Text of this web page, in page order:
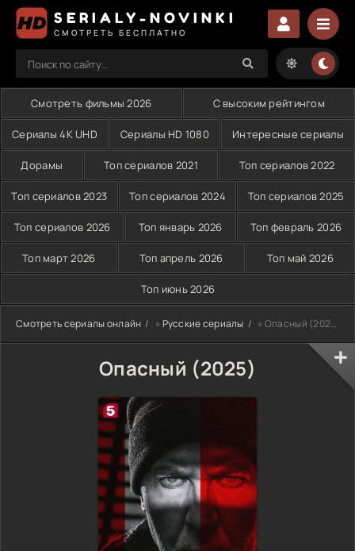
SERIALY-NOVINKI
СМОТРЕТЬ БЕСПЛАТНО
Смотреть фильмы 2026 С высоким рейтингом
Сериалы 4K UHD Сериалы HD 1080 Интересные сериалы
Дорамы Топ сериалов 2021 Топ сериалов 2022
Топ сериалов 2023 Топ сериалов 2024 Топ сериалов 2025
Топ сериалов 2026 Топ январь 2026 Топ февраль 2026
Топ март 2026 Топ апрель 2026 Топ май 2026
Топ июнь 2026
Смотреть сериалы онлайн » Русские сериалы » Опасный (2025)
Опасный (2025)